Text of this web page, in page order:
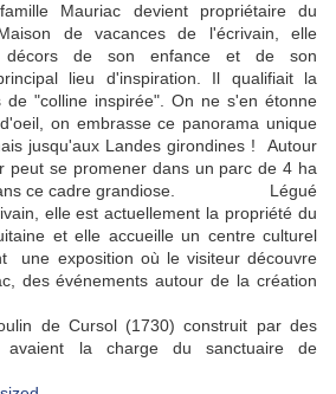
Mauriac devient propriétaire du
de vacances de l'écrivain, elle
de son enfance et de son
lieu d'inspiration. Il qualifiait la
de "colline inspirée". On ne s'en étonne
on embrasse ce panorama unique
jusqu'aux Landes girondines ! Autour
peut se promener dans un parc de 4 ha
dans ce cadre grandiose. Légué
elle est actuellement la propriété du
et elle accueille un centre culturel
une exposition où le visiteur découvre
des événements autour de la création
de Cursol (1730) construit par des
avaient la charge du sanctuaire de